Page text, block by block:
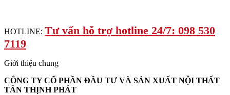
HOTLINE: Tư vấn hỗ trợ hotline 24/7: 098 530
7119
Giới thiệu chung
CÔNG TY CỔ PHẦN ĐẦU TƯ VÀ SẢN XUẤT NỘI THẤT
TÂN THỊNH PHÁT